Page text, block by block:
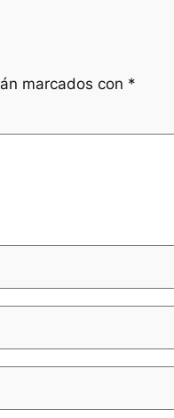
marcados con *